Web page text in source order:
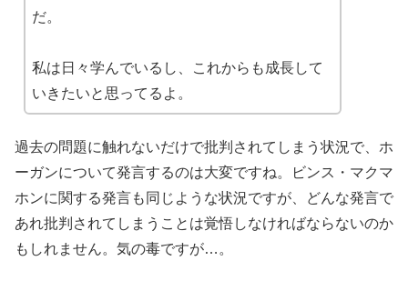
だ。
私は日々学んでいるし、これからも成長して
いきたいと思ってるよ。
過去の問題に触れないだけで批判されてしまう状況で、ホ
ーガンについて発言するのは大変ですね。ビンス・マクマ
ホンに関する発言も同じような状況ですが、どんな発言で
あれ批判されてしまうことは覚悟しなければならないのか
もしれません。気の毒ですが…。